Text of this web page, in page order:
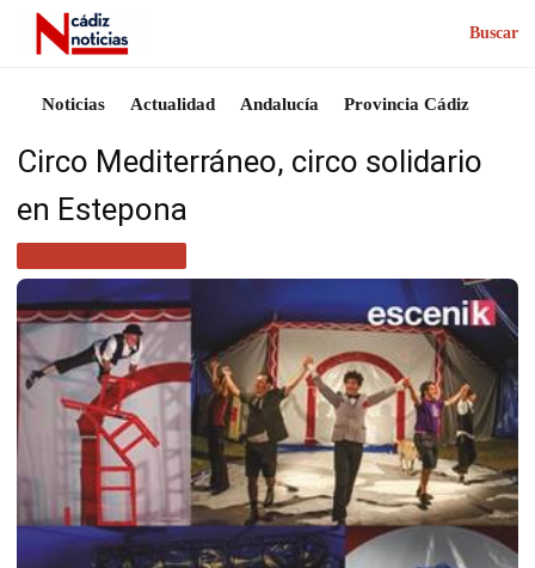
Buscar
Noticias Actualidad Andalucía Provincia Cádiz
Circo Mediterráneo, circo solidario
en Estepona